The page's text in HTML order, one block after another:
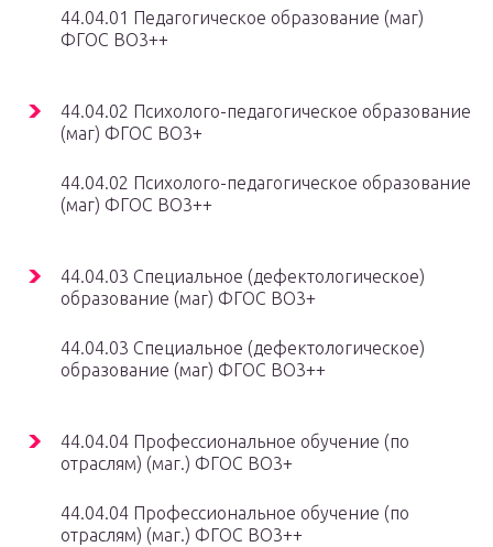
44.04.01 Педагогическое образование (маг)
ФГОС ВО3++
44.04.02 Психолого-педагогическое образование
(маг) ФГОС ВО3+
44.04.02 Психолого-педагогическое образование
(маг) ФГОС ВО3++
44.04.03 Специальное (дефектологическое)
образование (маг) ФГОС ВО3+
44.04.03 Специальное (дефектологическое)
образование (маг) ФГОС ВО3++
44.04.04 Профессиональное обучение (по
отраслям) (маг.) ФГОС ВО3+
44.04.04 Профессиональное обучение (по
отраслям) (маг.) ФГОС ВО3++